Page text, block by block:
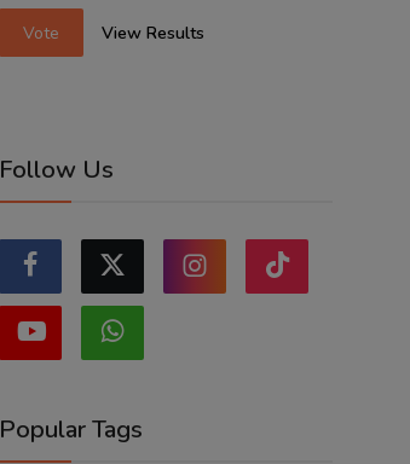
Vote View Results
Follow Us
Popular Tags